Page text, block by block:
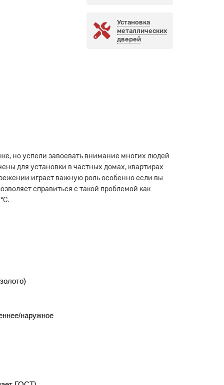
Установка
металлических
дверей
но успели завоевать внимание многих людей
для установки в частных домах, квартирах
играет важную роль особенно если вы
справиться с такой проблемой как
наружное